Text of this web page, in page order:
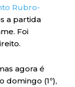
Rubro-
a partida
Foi
agora é
domingo (1º),